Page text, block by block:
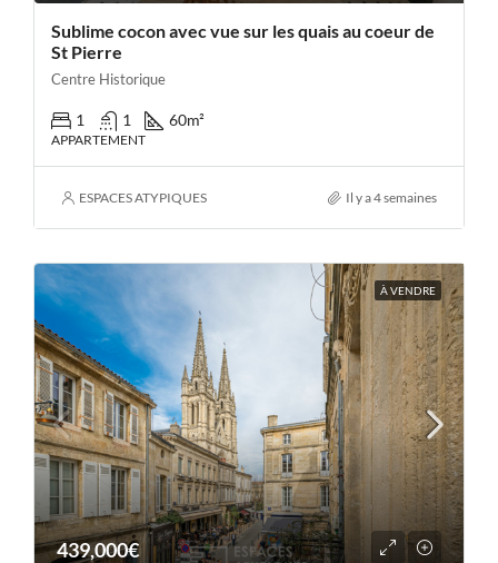
Sublime cocon avec vue sur les quais au coeur de
St Pierre
Centre Historique
1 1 60m²
APPARTEMENT
ESPACES ATYPIQUES Il y a 4 semaines
À VENDRE
439,000€